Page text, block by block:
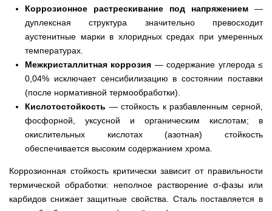
Коррозионное растрескивание под напряжением —
дуплексная структура значительно превосходит
аустенитные марки в хлоридных средах при умеренных
температурах.
Межкристаллитная коррозия — содержание углерода ≤
0,04% исключает сенсибилизацию в состоянии поставки
(после нормативной термообработки).
Кислотостойкость — стойкость к разбавленным серной,
фосфорной, уксусной и органическим кислотам; в
окислительных кислотах (азотная) стойкость
обеспечивается высоким содержанием хрома.
Коррозионная стойкость критически зависит от правильности
термической обработки: неполное растворение σ-фазы или
карбидов снижает защитные свойства. Сталь поставляется в